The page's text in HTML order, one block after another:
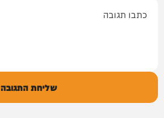
שליחת התגובה